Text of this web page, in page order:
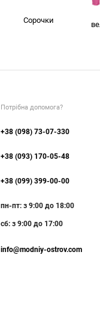
Сорочки
Потрібна допомога?
+38 (098) 73-07-330
+38 (093) 170-05-48
+38 (099) 399-00-00
пн-пт: з 9:00 до 18:00
сб: з 9:00 до 17:00
info@modniy-ostrov.com